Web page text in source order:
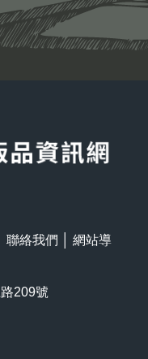
聯絡我們
網站導
209號